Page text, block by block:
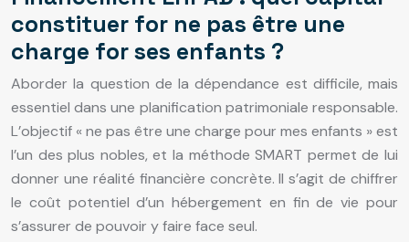
constituer for ne pas être une
charge for ses enfants ?
Aborder la question de la dépendance est difficile, mais
essentiel dans une planification patrimoniale responsable.
L’objectif « ne pas être une charge pour mes enfants » est
l’un des plus nobles, et la méthode SMART permet de lui
donner une réalité financière concrète. Il s’agit de chiffrer
le coût potentiel d’un hébergement en fin de vie pour
s’assurer de pouvoir y faire face seul.